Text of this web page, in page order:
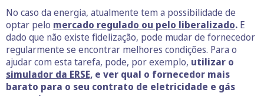
No caso da energia, atualmente tem a possibilidade de
optar pelo mercado regulado ou pelo liberalizado. E
dado que não existe fidelização, pode mudar de fornecedor
regularmente se encontrar melhores condições. Para o
ajudar com esta tarefa, pode, por exemplo, utilizar o
simulador da ERSE, e ver qual o fornecedor mais
barato para o seu contrato de eletricidade e gás